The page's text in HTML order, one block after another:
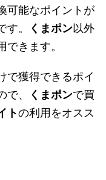
可能なポイントが
。
くまポン以外
きます。
で獲得できるポイ
、
くまポンで買
トの利用をオスス